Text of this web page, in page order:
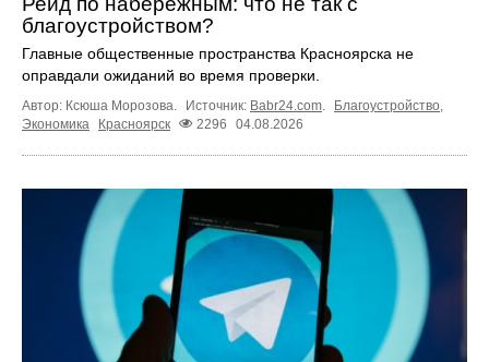
благоустройством?
Главные общественные пространства Красноярска не
оправдали ожиданий во время проверки.
Автор: Ксюша Морозова. Источник: Babr24.com Благоустройство
Экономика
Красноярск 2296 04.08.2026